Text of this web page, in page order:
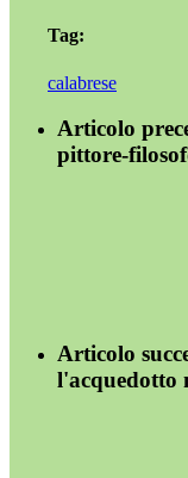
Tag:
calabrese
Articolo
pittore-
Articolo
l'acquedotto